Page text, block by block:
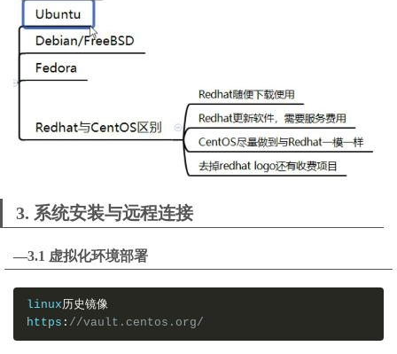
3. 系统安装与远程连接
—3.1 虚拟化环境部署
linux历史镜像
https : //vault.centos.org/